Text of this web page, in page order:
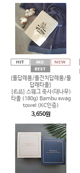
[돌답례품/돌잔치답례품/돌
답례타올]
[名品] 스웨그 죽사(대나무)
타올 (180g) Bambu swag
towel (KC인증)
3,650원